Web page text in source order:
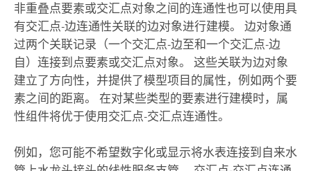
非重叠点要素或交汇点对象之间的连通性也可以使用具
有交汇点-边连通性关联的边对象进行建模。 边对象通
过两个关联记录（一个交汇点-边至和一个交汇点-边
自）连接到点要素或交汇点对象。 这些关联为边对象
建立了方向性，并提供了模型项目的属性，例如两个要
素之间的距离。 在对某些类型的要素进行建模时，属
性组件将优于使用交汇点-交汇点连通性。
例如，您可能不希望数字化或显示将水表连接到自来水